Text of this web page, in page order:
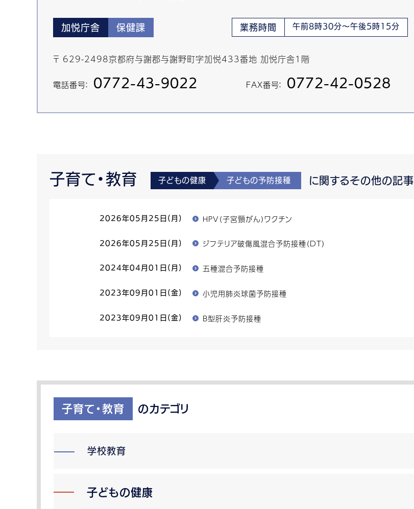
加悦庁舎 保健課 業務時間 午前8時30分～午後5時15分
〒 629-2498京都府与謝郡与謝野町字加悦433番地 加悦庁舎1階
電話番号： 0772-43-9022 FAX番号： 0772-42-0528
子育て・教育 子どもの健康 子どもの予防接種 に関するその他の記事
2026年05月25日(月) HPV（子宮頸がん）ワクチン
2026年05月25日(月) ジフテリア破傷風混合予防接種（DT）
2024年04月01日(月) 五種混合予防接種
2023年09月01日(金) 小児用肺炎球菌予防接種
2023年09月01日(金) B型肝炎予防接種
子育て・教育 のカテゴリ
学校教育
子どもの健康